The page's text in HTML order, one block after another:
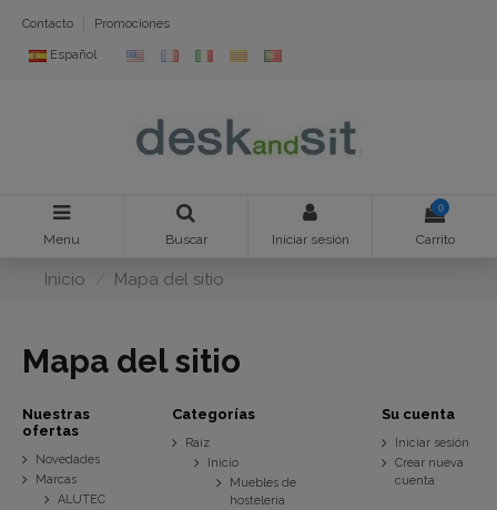
Contacto Promociones
Español
Menu Buscar Iniciar sesión
0
Carrito
Inicio Mapa del sitio
Mapa del sitio
Nuestras
ofertas
Novedades
Marcas
ALUTEC
Categorías
Raíz
Inicio
Muebles de
hostelería
Su cuenta
Iniciar sesión
Crear nueva
cuenta